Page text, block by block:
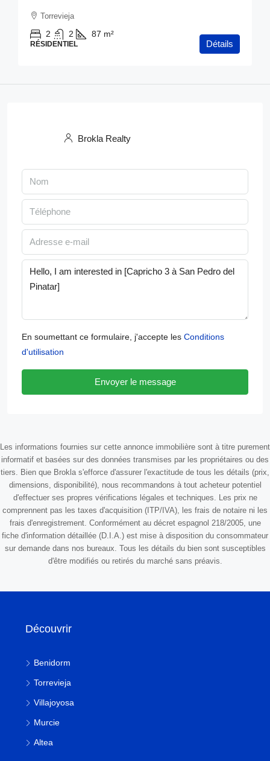
Torrevieja
2 2 87 m²
RÉSIDENTIEL Détails
Brokla Realty
En soumettant ce formulaire, j'accepte les Conditions
d'utilisation
Envoyer le message
Les informations fournies sur cette annonce immobilière sont à titre purement
informatif et basées sur des données transmises par les propriétaires ou des
tiers. Bien que Brokla s'efforce d'assurer l'exactitude de tous les détails (prix,
dimensions, disponibilité), nous recommandons à tout acheteur potentiel
d'effectuer ses propres vérifications légales et techniques. Les prix ne
comprennent pas les taxes d'acquisition (ITP/IVA), les frais de notaire ni les
frais d'enregistrement. Conformément au décret espagnol 218/2005, une
fiche d'information détaillée (D.I.A.) est mise à disposition du consommateur
sur demande dans nos bureaux. Tous les détails du bien sont susceptibles
d'être modifiés ou retirés du marché sans préavis.
Découvrir
Benidorm
Torrevieja
Villajoyosa
Murcie
Altea